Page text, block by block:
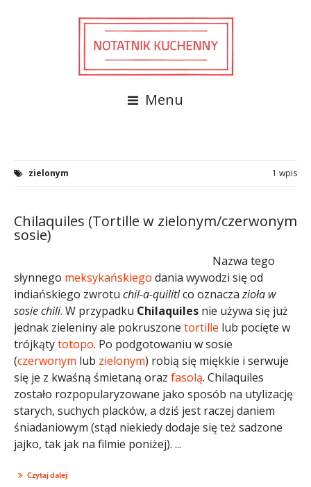
Menu
zielonym 1 wpis
Chilaquiles (Tortille w zielonym/czerwonym
sosie)
Nazwa tego
słynnego meksykańskiego dania wywodzi się od
indiańskiego zwrotu chil-a-quilitlco oznaczazioła w
sosie chili. W przypadku Chilaquiles nie używa się już
jednak zieleniny ale pokruszone tortille lub pocięte w
trójkątytotopo. Po podgotowaniu w sosie
(czerwonym lub zielonym) robią się miękkie i serwuje
się je z kwaśną śmietaną oraz fasolą. Chilaquiles
zostało rozpopularyzowane jako sposób na utylizację
starych, suchych placków, a dziś jest raczej daniem
śniadaniowym (stąd niekiedy dodaje się też sadzone
jajko, tak jak na filmie poniżej). ...
Czytaj dalej